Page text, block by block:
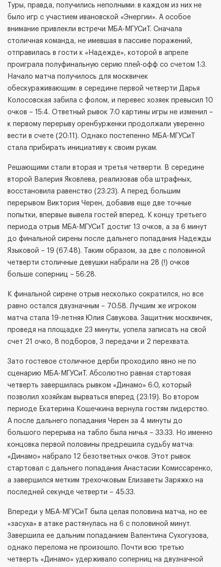
Туры, правда, получились неполными: в каждом из них не
было игр с участием ивановской «Энергии». А особое
внимание привлекли встречи МБА-МГУСиТ. Сначала
столичная команда, не имевшая в пассиве поражений,
отправилась в гости к «Надежде», которой в апреле
проиграла полуфинальную серию плей-офф со счетом 1:3.
Начало матча получилось для москвичек
обескураживающим: в середине первой четверти Дарья
Колосовская забила с фолом, и перевес хозяек превысил 10
очков – 15:4. Ответный рывок 7:0 картины игры не изменил –
к первому перерыву оренбурженки продолжали уверенно
вести в счете (20:11). Однако постепенно МБА-МГУСиТ
стала прибирать инициативу к своим рукам.
Решающими стали вторая и третья четверти. В середине
второй Валерия Яковлева, реализовав оба штрафных,
восстановила равенство (23:23). А перед большим
перерывом Виктория Черен, добавив еще две точные
попытки, впервые вывела гостей вперед. К концу третьего
периода отрыв МБА-МГУСиТ достиг 13 очков, а за 6 минут
до финальной сирены после дальнего попадания Надежды
Языковой – 19 (67:48). Таким образом, за две с половиной
четверти столичные девушки набрали на 28 (!) очков
больше соперниц – 56:28.
К финальной сирене отрыв несколько сократился, но все
равно остался двузначным – 70:58. Лучшим же игроком
матча стала 19-летняя Юлия Савукова. Защитник москвичек,
проведя на площадке 23 минуты, успела записать на свой
счет 21 очко, 8 подборов, 3 передачи и 2 перехвата.
Зато гостевое столичное дерби проходило явно не по
сценарию МБА-МГУСиТ. Абсолютно равная стартовая
четверть завершилась рывком «Динамо» 6:0, который
позволил хозяйкам вырваться вперед (23:19). Во втором
периоде Екатерина Кошечкина вернула гостям лидерство.
А после дальнего попадания Черен за 4 минуты до
большого перерыва на табло была ничья – 33:33. Но именно
концовка первой половины предрешила судьбу матча:
«Динамо» набрало 12 безответных очков. Этот рывок
стартовал с дальнего попадания Анастасии Комиссаренко,
а завершился метким трехочковым Елизаветы Заряжко на
последней секунде четверти – 45:33.
Впереди у МБА-МГУСиТ была целая половина матча, но ее
«засуха» в атаке растянулась на 6 с половиной минут.
Завершила ее дальним попаданием Валентина Сухогузова,
однако перелома не произошло. Почти всю третью
четверть «Динамо» удерживало соперниц на двузначной